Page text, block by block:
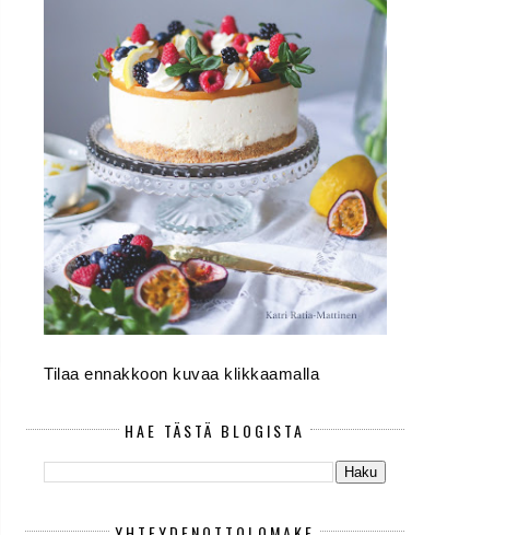
Tilaa ennakkoon kuvaa klikkaamalla
HAE TÄSTÄ BLOGISTA